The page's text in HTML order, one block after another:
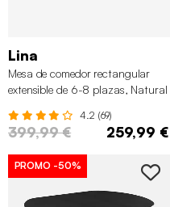
Lina
Mesa de comedor rectangular
extensible de 6-8 plazas, Natural
4.2 (69)
399,99 € 259,99 €
PROMO -50%